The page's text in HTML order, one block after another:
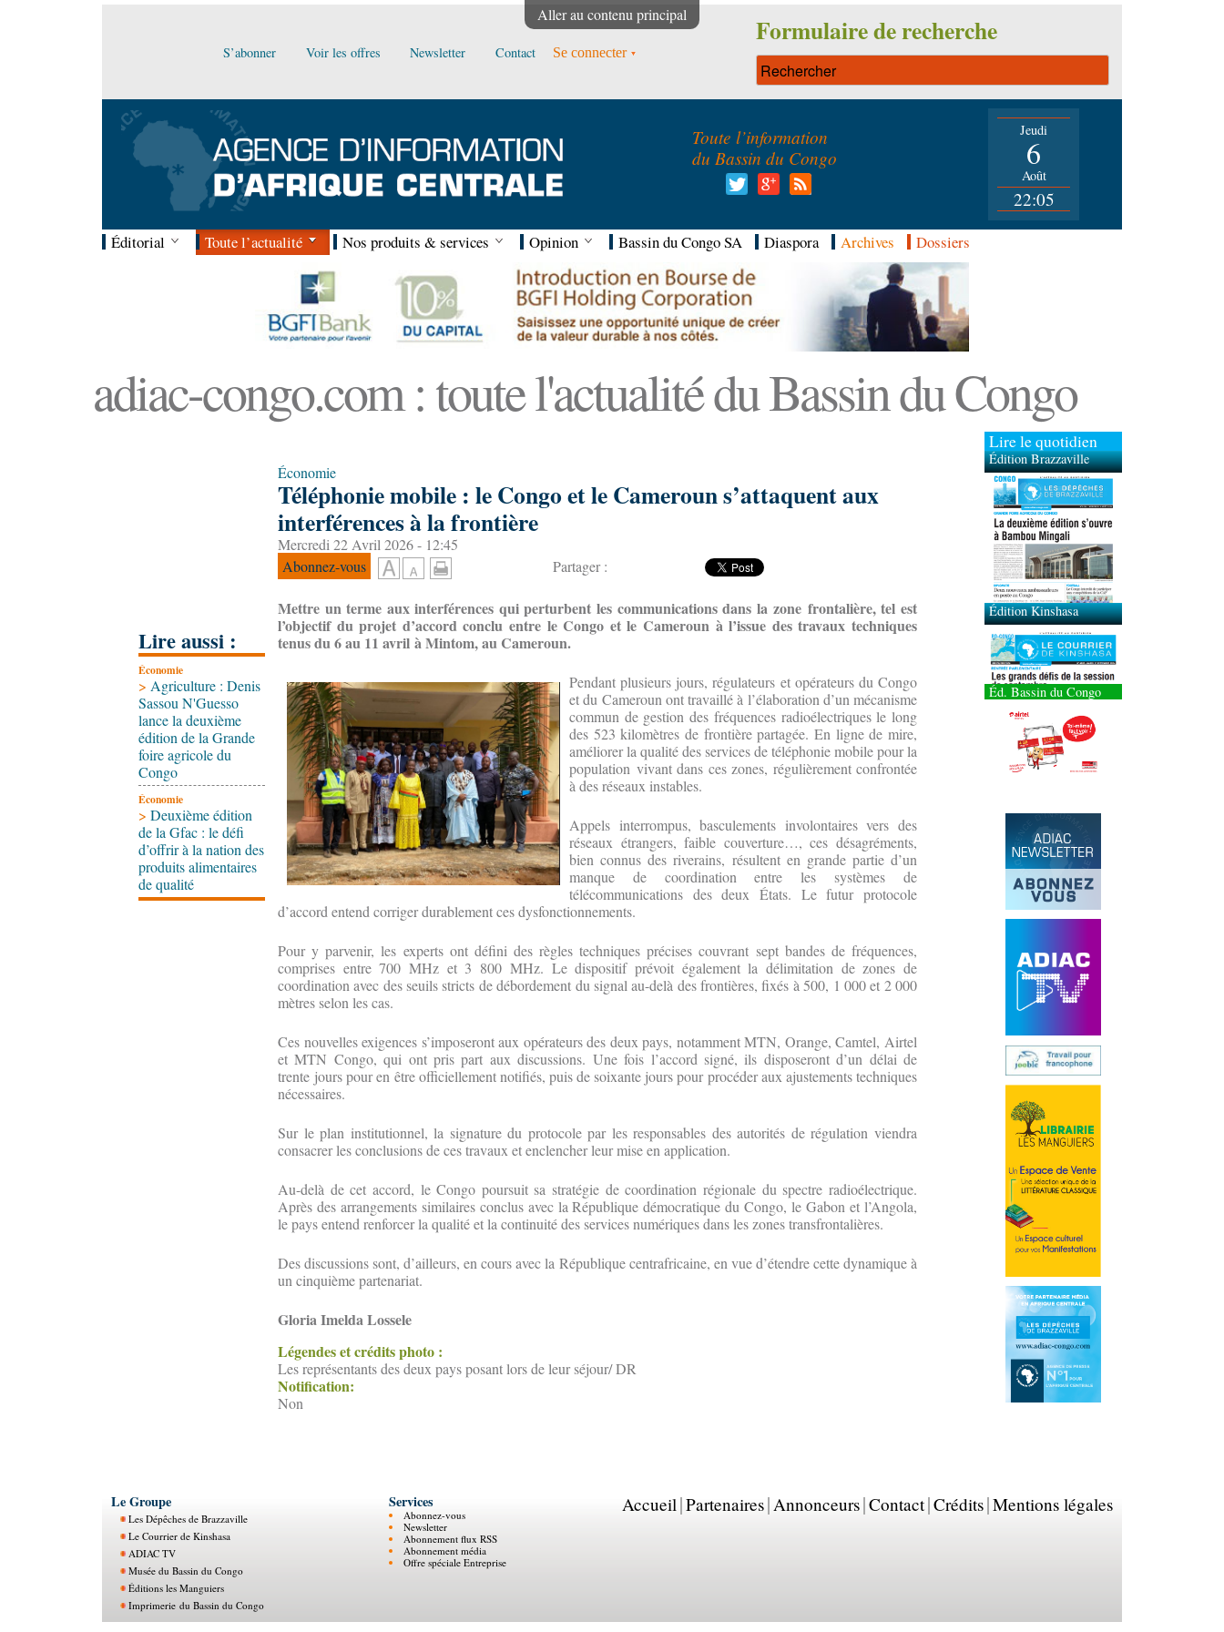
Aller au contenu principal
S’abonner Voir les offres Newsletter Contact Se connecter
Formulaire de recherche
Toute l’information
du Bassin du Congo
Jeudi
6
Août
22:05
Éditorial Toute l’actualité Nos produits & services Opinion Bassin du Congo SA Diaspora Archives Dossiers
adiac-congo.com : toute l'actualité du Bassin du Congo
Lire aussi :
Économie
> Agriculture : Denis
Sassou N'Guesso
lance la deuxième
édition de la Grande
foire agricole du
Congo
Économie
> Deuxième édition
de la Gfac : le défi
d’offrir à la nation des
produits alimentaires
de qualité
Économie
Téléphonie mobile : le Congo et le Cameroun s’attaquent aux
interférences à la frontière
Mercredi 22 Avril 2026 - 12:45
Abonnez-vous
Partager :
Mettre un terme aux interférences qui perturbent les communications dans la zone frontalière, tel est
l’objectif du projet d’accord conclu entre le Congo et le Cameroun à l’issue des travaux techniques
tenus du 6 au 11 avril à Mintom, au Cameroun.
Pendant plusieurs jours, régulateurs et opérateurs du Congo
et du Cameroun ont travaillé à l’élaboration d’un mécanisme
commun de gestion des fréquences radioélectriques le long
des 523 kilomètres de frontière partagée. En ligne de mire,
améliorer la qualité des services de téléphonie mobile pour la
population vivant dans ces zones, régulièrement confrontée
à des réseaux instables.
Appels interrompus, basculements involontaires vers des
réseaux étrangers, faible couverture…, ces désagréments,
bien connus des riverains, résultent en grande partie d’un
manque de coordination entre les systèmes de
télécommunications des deux États. Le futur protocole
d’accord entend corriger durablement ces dysfonctionnements.
Pour y parvenir, les experts ont défini des règles techniques précises couvrant sept bandes de fréquences,
comprises entre 700 MHz et 3 800 MHz. Le dispositif prévoit également la délimitation de zones de
coordination avec des seuils stricts de débordement du signal au-delà des frontières, fixés à 500, 1 000 et 2 000
mètres selon les cas.
Ces nouvelles exigences s’imposeront aux opérateurs des deux pays, notamment MTN, Orange, Camtel, Airtel
et MTN Congo, qui ont pris part aux discussions. Une fois l’accord signé, ils disposeront d’un délai de
trente jours pour en être officiellement notifiés, puis de soixante jours pour procéder aux ajustements techniques
nécessaires.
Sur le plan institutionnel, la signature du protocole par les responsables des autorités de régulation viendra
consacrer les conclusions de ces travaux et enclencher leur mise en application.
Au-delà de cet accord, le Congo poursuit sa stratégie de coordination régionale du spectre radioélectrique.
Après des arrangements similaires conclus avec la République démocratique du Congo, le Gabon et l’Angola,
le pays entend renforcer la qualité et la continuité des services numériques dans les zones transfrontalières.
Des discussions sont, d’ailleurs, en cours avec la République centrafricaine, en vue d’étendre cette dynamique à
un cinquième partenariat.
Gloria Imelda Lossele
Légendes et crédits photo :
Les représentants des deux pays posant lors de leur séjour/ DR
Notification:
Non
Lire le quotidien
Édition Brazzaville
Édition Kinshasa
Éd. Bassin du Congo
Accueil Partenaires Annonceurs Contact Crédits Mentions légales
Le Groupe
Les Dépêches de Brazzaville
Le Courrier de Kinshasa
ADIAC TV
Musée du Bassin du Congo
Éditions les Manguiers
Imprimerie du Bassin du Congo
Services
Abonnez-vous
Newsletter
Abonnement flux RSS
Abonnement média
Offre spéciale Entreprise